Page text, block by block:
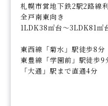
札幌市営地下鉄2駅2路線
全戸南東向き
1LDK38㎡台～3LDK81㎡
東西線「菊水」駅徒歩8分
東豊線「学園前」駅徒歩9
「大通」駅まで直通4分